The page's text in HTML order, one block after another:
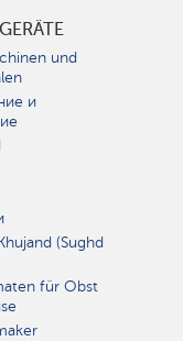
und
и
(Sughd
für Obst